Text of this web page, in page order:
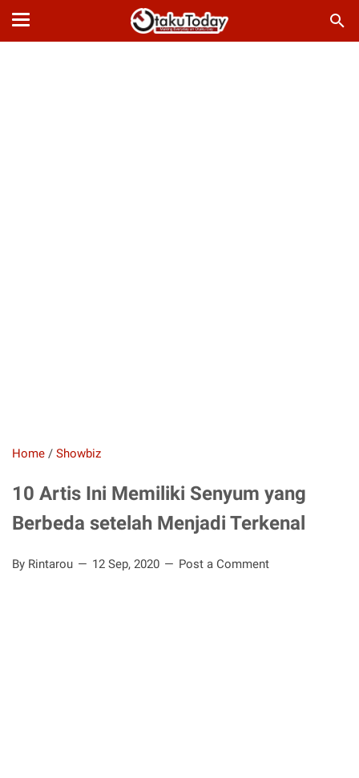
Home / Showbiz
10 Artis Ini Memiliki Senyum yang
Berbeda setelah Menjadi Terkenal
By Rintarou 12 Sep, 2020 Post a Comment